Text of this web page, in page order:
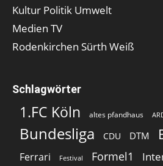
Kultur Politik Umwelt
Medien TV
Rodenkirchen Sürth Weiß
Schlagwörter
1.FC Köln altes pfandhaus
Bundesliga CDU DTM
Ferrari Festival Formel1